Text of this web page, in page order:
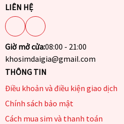
LIÊN HỆ
Giờ mở cửa:08:00 - 21:00
khosimdaigia@gmail.com
THÔNG TIN
Điều khoản và điều kiện giao dịch
Chính sách bảo mật
Cách mua sim và thanh toán